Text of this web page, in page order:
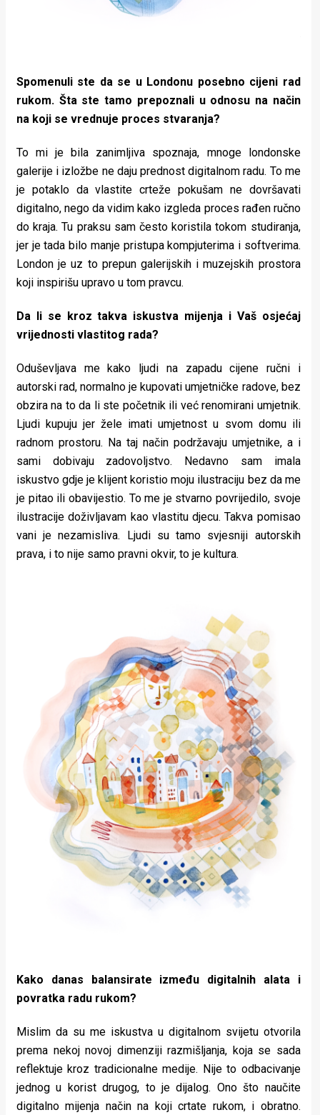
Spomenuli ste da se u Londonu posebno cijeni rad
rukom. Šta ste tamo prepoznali u odnosu na način
na koji se vrednuje proces stvaranja?
To mi je bila zanimljiva spoznaja, mnoge londonske
galerije i izložbe ne daju prednost digitalnom radu. To me
je potaklo da vlastite crteže pokušam ne dovršavati
digitalno, nego da vidim kako izgleda proces rađen ručno
do kraja. Tu praksu sam često koristila tokom studiranja,
jer je tada bilo manje pristupa kompjuterima i softverima.
London je uz to prepun galerijskih i muzejskih prostora
koji inspirišu upravo u tom pravcu.
Da li se kroz takva iskustva mijenja i Vaš osjećaj
vrijednosti vlastitog rada?
Oduševljava me kako ljudi na zapadu cijene ručni i
autorski rad, normalno je kupovati umjetničke radove, bez
obzira na to da li ste početnik ili već renomirani umjetnik.
Ljudi kupuju jer žele imati umjetnost u svom domu ili
radnom prostoru. Na taj način podržavaju umjetnike, a i
sami dobivaju zadovoljstvo. Nedavno sam imala
iskustvo gdje je klijent koristio moju ilustraciju bez da me
je pitao ili obavijestio. To me je stvarno povrijedilo, svoje
ilustracije doživljavam kao vlastitu djecu. Takva pomisao
vani je nezamisliva. Ljudi su tamo svjesniji autorskih
prava, i to nije samo pravni okvir, to je kultura.
Kako danas balansirate između digitalnih alata i
povratka radu rukom?
Mislim da su me iskustva u digitalnom svijetu otvorila
prema nekoj novoj dimenziji razmišljanja, koja se sada
reflektuje kroz tradicionalne medije. Nije to odbacivanje
jednog u korist drugog, to je dijalog. Ono što naučite
digitalno mijenja način na koji crtate rukom, i obratno.